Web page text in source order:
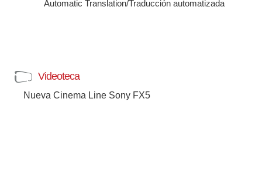
Automatic Translation/Traducción automatizada
Videoteca
Nueva Cinema Line Sony FX5